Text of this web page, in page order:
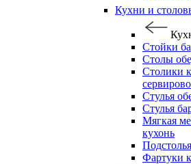
Кухни и
Стойки
Столы
Столики
Стулья
Стулья
Мягкая
кухонь
Фартуки